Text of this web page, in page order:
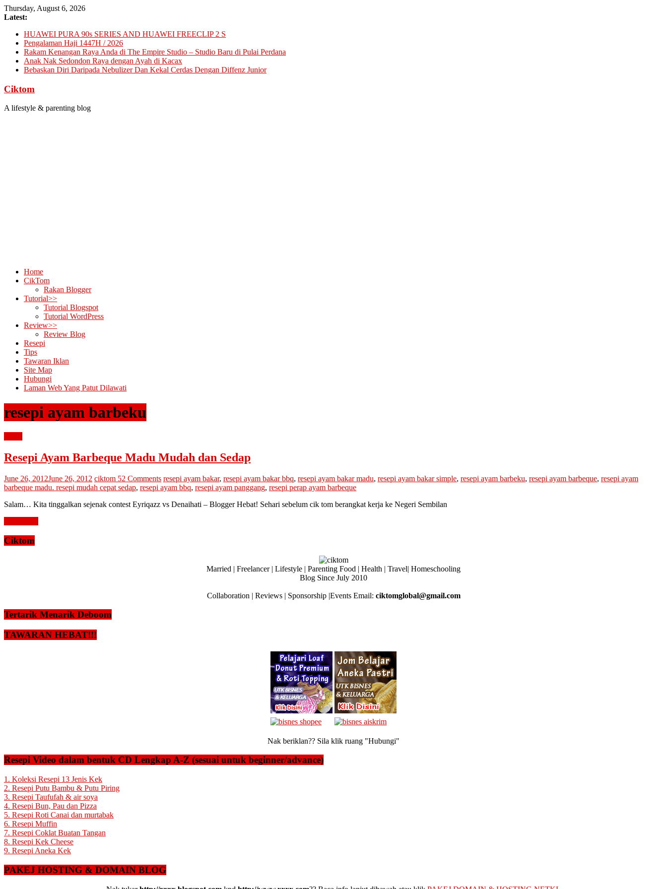
Skip
to
Thursday, August 6, 2026
Latest:
HUAWEI PURA 90s SERIES AND HUAWEI FREECLIP 2 S
Pengalaman Haji 1447H / 2026
Rakam Kenangan Raya Anda di The Empire Studio – Studio Baru di Pulai Perdana
Anak Nak Sedondon Raya dengan Ayah di Kacax
Bebaskan Diri Daripada Nebulizer Dan Kekal Cerdas Dengan Diffenz Junior
Ciktom
A lifestyle & parenting blog
Home
CikTom
Rakan Blogger
Tutorial>>
Tutorial Blogspot
Tutorial WordPress
Review>>
Review Blog
Resepi
Tips
Tawaran Iklan
Site Map
Hubungi
Laman Web Yang Patut Dilawati
resepi ayam barbeku
Resepi Ayam Barbeque Madu Mudah dan Sedap
June 26, 2012June 26, 2012 ciktom 52 Comments resepi ayam bakar, resepi ayam bakar bbq, resepi ayam bakar madu, resepi ayam bakar simple, resepi ayam barbeku, resepi ayam barbeque, resepi ayam
barbeque madu. resepi mudah cepat sedap, resepi ayam bbq, resepi ayam panggang, resepi perap ayam barbeque
Salam… Kita tinggalkan sejenak contest Eyriqazz vs Denaihati – Blogger Hebat! Sehari sebelum cik tom berangkat kerja ke Negeri Sembilan
Ciktom
Married | Freelancer | Lifestyle | Parenting Food | Health | Travel| Homeschooling
Blog Since July 2010
Collaboration | Reviews | Sponsorship |Events Email: ciktomglobal@gmail.com
Tertarik Menarik Deboom
TAWARAN HEBAT!!!
Nak beriklan?? Sila klik ruang "Hubungi"
Resepi Video dalam bentuk CD Lengkap A-Z (sesuai untuk beginner/advance)
1. Koleksi Resepi 13 Jenis Kek
2. Resepi Putu Bambu & Putu Piring
3. Resepi Taufufah & air soya
4. Resepi Bun, Pau dan Pizza
5. Resepi Roti Canai dan murtabak
6. Resepi Muffin
7. Resepi Coklat Buatan Tangan
8. Resepi Kek Cheese
9. Resepi Aneka Kek
PAKEJ HOSTING & DOMAIN BLOG